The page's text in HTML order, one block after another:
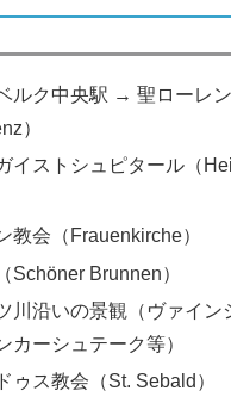
ルク中央駅 → 聖ローレ
）
イストシュピタール（
教会（Frauenkirche）
Schöner Brunnen）
川沿いの景観（ヴァイン
カーシュテーク等）
ゥス教会（St. Sebald）